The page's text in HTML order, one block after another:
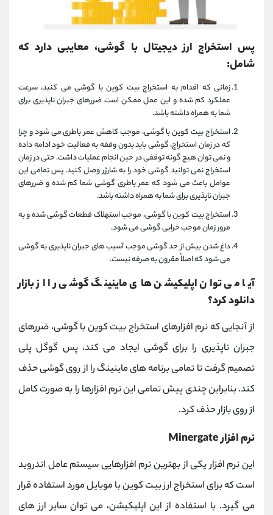
پس استخراج ارز دیجیتال با گوشی، معایبی دارد که
شامل:
زمانی که اقدام به استخراج بیت کوین با گوشی می کنید، سرعت
عملکرد کم شده و این عمل ممکن است ضررهای جبران ناپذیری برای
شما به همراه داشته باشد.
استخراج بیت کوین با گوشی، موجب کاهش عمر باطری می شود و چرا
که در زمان استخراج، گوشی باید بدون وقفه به فعالیت خود ادامه داده
و نمی توان هیچ گونه توقفی در حین انجام عملیات داشت. حتی در زمان
استخراج نمی توانید گوشی خود را به شارژر وصل کنید. پس تمامی این
عوامل باعث می شود که عمر باطری گوشی شما کم شده و ضررهای
جبران ناپذیری برای شما به همراه داشته باشد.
استخراج بیت کوین با گوشی، موجب استهلاک قطعات گوشی شده و به
مرور زمان موجب خرابی گوشی می شود.
داغ شدن بیش از حد گوشی موجب آسیب های جبران ناپذیری به گوشی
می شود که اصلاً مقرون به صرفه نیست.
آیا می توان اپلیکیشن های ماینینگ گوشی را از بازار
دانلود کرد؟
از آنجایی که نرم افزارهای استخراج بیت کوین با گوشی، ضررهای
جبران ناپذیری را برای گوشی ایجاد می کند، پس گوگل پلی
تصمیم گرفت تا تمامی برنامه های ماینینگ را از روی گوشی حذف
کند. بنابراین چندی پیش تمامی این نرم افزارها را به صورت کامل
از روی بازار حذف کرد.
نرم افزار Minergate
این نرم افزار یکی از بهترین نرم افزارهایی سیستم عامل اندروید
است که برای استخراج ارز بیت کوین با موبایل مورد استفاده قرار
می گیرد. با استفاده از این اپلیکیشن، می توان سایر ارز های